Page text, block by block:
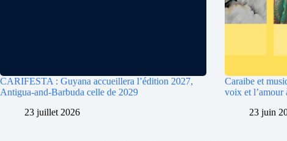
CARIFESTA : Guyana accueillera l’édition 2027,
Antigua-and-Barbuda celle de 2029
23 juillet 2026
Caraibe et
voix et l’amour
23 juin